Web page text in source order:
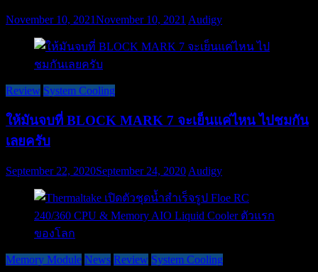
November 10, 2021November 10, 2021 Audigy
Review System Cooling
ให้มันจบที่ BLOCK MARK 7 จะเย็นแค่ไหน ไปชมกัน
เลยครับ
September 22, 2020September 24, 2020 Audigy
Memory Module News Review System Cooling